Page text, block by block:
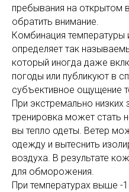
пребывания на открытом
обратить внимание.
Комбинация температуры
определяет так
который иногда даже
погоды или публикуют в
субъективное ощущение
При экстремально низких
тренировка может стать
вы тепло одеты. Ветер
одежду и вытеснить
воздуха. В результате
для обморожения.
При температурах выше -